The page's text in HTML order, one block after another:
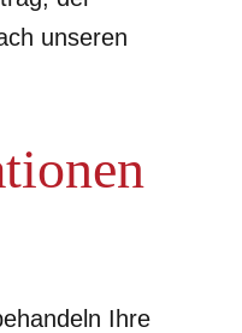
unseren
Ihre